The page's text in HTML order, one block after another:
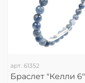
арт. 61352
Браслет "Келли 6"